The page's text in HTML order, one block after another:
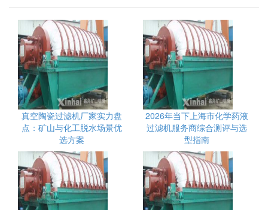
真空陶瓷过滤机厂家实力盘
点：矿山与化工脱水场景优
选方案
2026年当下上海市化学药液
过滤机服务商综合测评与选
型指南